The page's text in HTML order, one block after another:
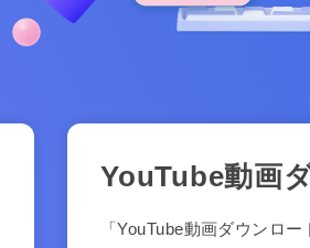
YouTube動画
「YouTube動画ダウンロ